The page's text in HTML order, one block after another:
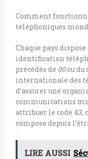
Comment
téléphoniques
Chaque pays
identification
précédés de 00ou du
internationale des
d’assurer une
communications
attribuer le code 43,
compose depuis
LIRE AUSSI